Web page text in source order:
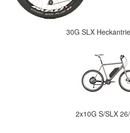
30G SLX
2x10G S/SLX